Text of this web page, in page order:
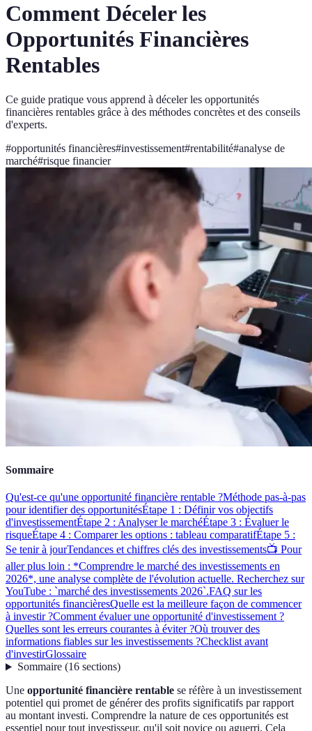
Comment Déceler les
Opportunités Financières
Rentables
Ce guide pratique vous apprend à déceler les opportunités
financières rentables grâce à des méthodes concrètes et des conseils
d'experts.
#opportunités financières#investissement#rentabilité#analyse de
marché#risque financier
Sommaire
Qu'est-ce qu'une opportunité financière rentable ?Méthode pas-à-pas
pour identifier des opportunitésÉtape 1 : Définir vos objectifs
d'investissementÉtape 2 : Analyser le marchéÉtape 3 : Évaluer le
risqueÉtape 4 : Comparer les options : tableau comparatifÉtape 5 :
Se tenir à jourTendances et chiffres clés des investissements📺 Pour
aller plus loin : *Comprendre le marché des investissements en
2026*, une analyse complète de l'évolution actuelle. Recherchez sur
YouTube : `marché des investissements 2026`.FAQ sur les
opportunités financièresQuelle est la meilleure façon de commencer
à investir ?Comment évaluer une opportunité d'investissement ?
Quelles sont les erreurs courantes à éviter ?Où trouver des
informations fiables sur les investissements ?Checklist avant
d'investirGlossaire
Sommaire(16 sections)
Une opportunité financière rentable se réfère à un investissement
potentiel qui promet de générer des profits significatifs par rapport
au montant investi. Comprendre la nature de ces opportunités est
essentiel pour tout investisseur, qu'il soit novice ou aguerri. Cela